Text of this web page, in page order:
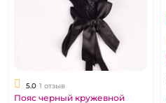
5.0 1 отзыв
Пояс черный кружевной